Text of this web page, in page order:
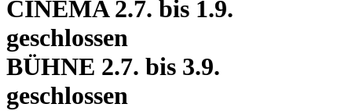
CINEMA2.7. bis 1.9.
geschlossen
BÜHNE 2.7. bis 3.9.
geschlossen